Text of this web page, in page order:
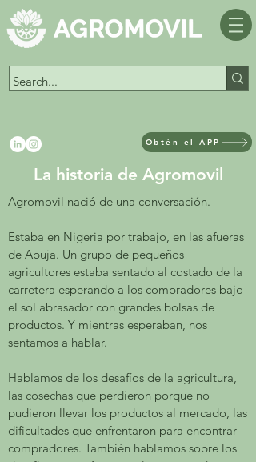
Obtén el APP
La historia de Agromovil
Agromovil nació de una conversación.
Estaba en Nigeria por trabajo, en las afueras
de Abuja. Un grupo de pequeños
agricultores estaba sentado al costado de la
carretera esperando a los compradores bajo
el sol abrasador con grandes bolsas de
productos. Y mientras esperaban, nos
sentamos a hablar.
Hablamos de los desafíos de la agricultura,
las cosechas que perdieron porque no
pudieron llevar los productos al mercado, las
dificultades que enfrentaron para encontrar
compradores. También hablamos sobre los